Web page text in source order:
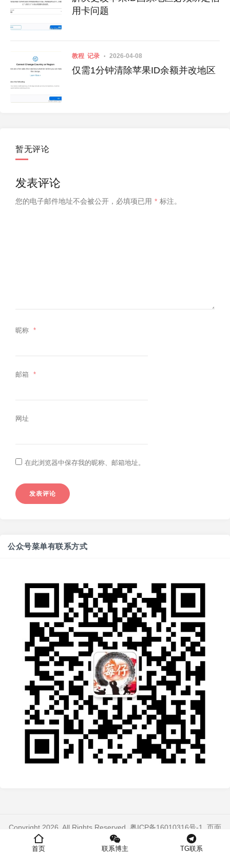
用卡问题
教程 记录 2026-04-08
仅需1分钟清除苹果ID余额并改地区
暂无评论
发表评论
您的电子邮件地址不会被公开， 必填项已用 * 标注。
昵称 *
邮箱 *
网址
在此浏览器中保存我的昵称、邮箱地址。
公众号菜单有联系方式
Copyright 2026. All Rights Reserved. 粤ICP备16010316号-1
. 页面
加载时间：0.280 秒
首页 联系博主 TG联系